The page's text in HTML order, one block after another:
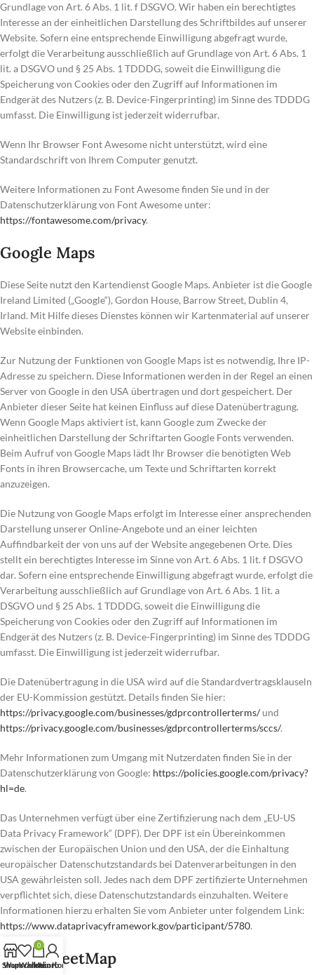
Grundlage von Art. 6 Abs. 1 lit. f DSGVO. Wir haben ein berechtigtes
Interesse an der einheitlichen Darstellung des Schriftbildes auf unserer
Website. Sofern eine entsprechende Einwilligung abgefragt wurde,
erfolgt die Verarbeitung ausschließlich auf Grundlage von Art. 6 Abs. 1
lit. a DSGVO und § 25 Abs. 1 TDDDG, soweit die Einwilligung die
Speicherung von Cookies oder den Zugriff auf Informationen im
Endgerät des Nutzers (z. B. Device-Fingerprinting) im Sinne des TDDDG
umfasst. Die Einwilligung ist jederzeit widerrufbar.
Wenn Ihr Browser Font Awesome nicht unterstützt, wird eine
Standardschrift von Ihrem Computer genutzt.
Weitere Informationen zu Font Awesome finden Sie und in der
Datenschutzerklärung von Font Awesome unter:
https://fontawesome.com/privacy.
Google Maps
Diese Seite nutzt den Kartendienst Google Maps. Anbieter ist die Google
Ireland Limited („Google“), Gordon House, Barrow Street, Dublin 4,
Irland. Mit Hilfe dieses Dienstes können wir Kartenmaterial auf unserer
Website einbinden.
Zur Nutzung der Funktionen von Google Maps ist es notwendig, Ihre IP-
Adresse zu speichern. Diese Informationen werden in der Regel an einen
Server von Google in den USA übertragen und dort gespeichert. Der
Anbieter dieser Seite hat keinen Einfluss auf diese Datenübertragung.
Wenn Google Maps aktiviert ist, kann Google zum Zwecke der
einheitlichen Darstellung der Schriftarten Google Fonts verwenden.
Beim Aufruf von Google Maps lädt Ihr Browser die benötigten Web
Fonts in ihren Browsercache, um Texte und Schriftarten korrekt
anzuzeigen.
Die Nutzung von Google Maps erfolgt im Interesse einer ansprechenden
Darstellung unserer Online-Angebote und an einer leichten
Auffindbarkeit der von uns auf der Website angegebenen Orte. Dies
stellt ein berechtigtes Interesse im Sinne von Art. 6 Abs. 1 lit. f DSGVO
dar. Sofern eine entsprechende Einwilligung abgefragt wurde, erfolgt die
Verarbeitung ausschließlich auf Grundlage von Art. 6 Abs. 1 lit. a
DSGVO und § 25 Abs. 1 TDDDG, soweit die Einwilligung die
Speicherung von Cookies oder den Zugriff auf Informationen im
Endgerät des Nutzers (z. B. Device-Fingerprinting) im Sinne des TDDDG
umfasst. Die Einwilligung ist jederzeit widerrufbar.
Die Datenübertragung in die USA wird auf die Standardvertragsklauseln
der EU-Kommission gestützt. Details finden Sie hier:
https://privacy.google.com/businesses/gdprcontrollerterms/und
https://privacy.google.com/businesses/gdprcontrollerterms/sccs/.
Mehr Informationen zum Umgang mit Nutzerdaten finden Sie in der
Datenschutzerklärung von Google: https://policies.google.com/privacy?
hl=de.
Das Unternehmen verfügt über eine Zertifizierung nach dem „EU-US
Data Privacy Framework“ (DPF). Der DPF ist ein Übereinkommen
zwischen der Europäischen Union und den USA, der die Einhaltung
europäischer Datenschutzstandards bei Datenverarbeitungen in den
USA gewährleisten soll. Jedes nach dem DPF zertifizierte Unternehmen
verpflichtet sich, diese Datenschutzstandards einzuhalten. Weitere
Informationen hierzu erhalten Sie vom Anbieter unter folgendem Link:
https://www.dataprivacyframework.gov/participant/5780.
OpenStreetMap
Shop
Wunschliste
0
Warenkorb
Mein Konto